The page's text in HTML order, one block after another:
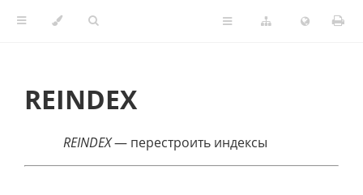
REINDEX
REINDEX— перестроить индексы